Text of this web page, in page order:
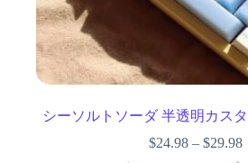
シーソルトソーダ 半透明カス
$24.98 –$29.98